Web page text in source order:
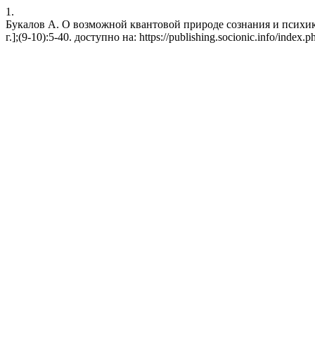
1.
Букалов А. О возможной квантовой природе сознания и
г.];(9-10):5-40. доступно на: https://publishing.socionic.info/